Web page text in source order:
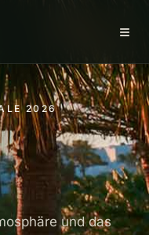
≡
2026
und das